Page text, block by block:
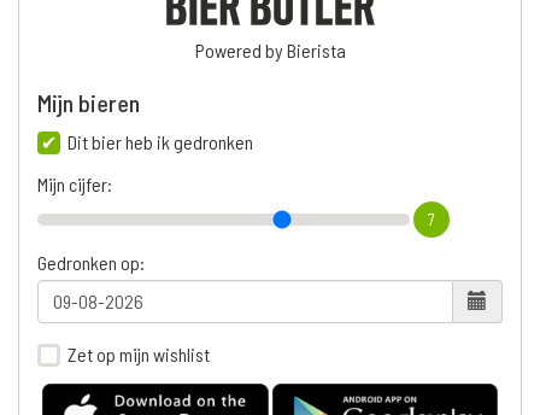
Powered by Bierista
Mijn bieren
Dit bier heb ik gedronken
Mijn cijfer:
7
Gedronken op:
Zet op mijn wishlist